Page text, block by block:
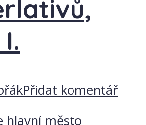
Přidat komentář
hlavní město